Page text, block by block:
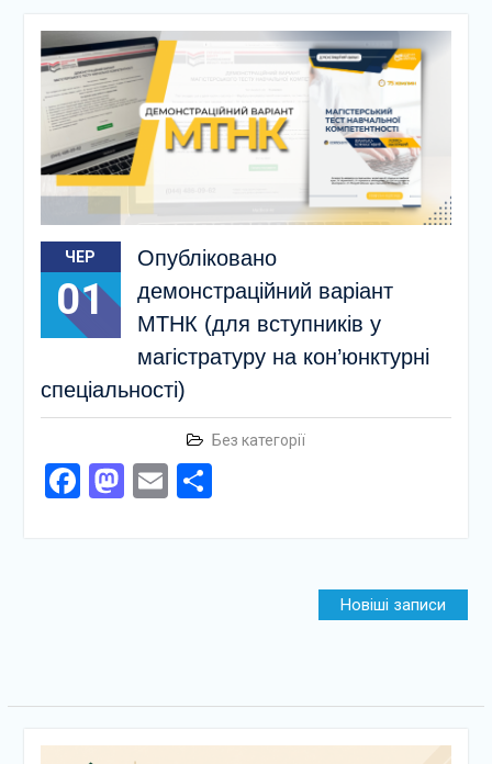
ЧЕР
01
Опубліковано
демонстраційний варіант
МТНК (для вступників у
магістратуру на кон’юнктурні
спеціальності)
Без категорії
Facebook
Mastodon
EmailПоділитися
Новіші записи